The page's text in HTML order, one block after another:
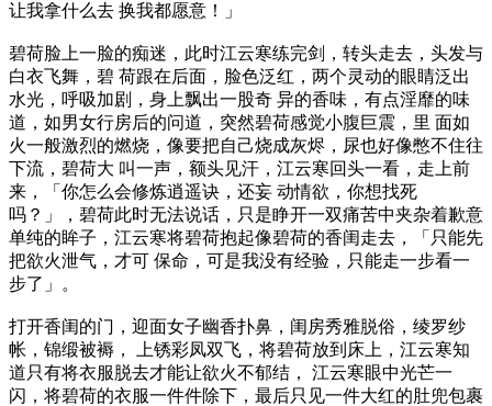
让我拿什么去 换我都愿意！」
碧荷脸上一脸的痴迷，此时江云寒练完剑，转头走去，头发与
白衣飞舞，碧 荷跟在后面，脸色泛红，两个灵动的眼睛泛出
水光，呼吸加剧，身上飘出一股奇 异的香味，有点淫靡的味
道，如男女行房后的问道，突然碧荷感觉小腹巨震，里 面如
火一般激烈的燃烧，像要把自己烧成灰烬，尿也好像憋不住往
下流，碧荷大 叫一声，额头见汗，江云寒回头一看，走上前
来，「你怎么会修炼逍遥诀，还妄 动情欲，你想找死
吗？」，碧荷此时无法说话，只是睁开一双痛苦中夹杂着歉意
单纯的眸子，江云寒将碧荷抱起像碧荷的香闺走去，「只能先
把欲火泄气，才可 保命，可是我没有经验，只能走一步看一
步了」。
打开香闺的门，迎面女子幽香扑鼻，闺房秀雅脱俗，绫罗纱
帐，锦缎被褥， 上锈彩凤双飞，将碧荷放到床上，江云寒知
道只有将衣服脱去才能让欲火不郁结， 江云寒眼中光芒一
闪，将碧荷的衣服一件件除下，最后只见一件大红的肚兜包裹